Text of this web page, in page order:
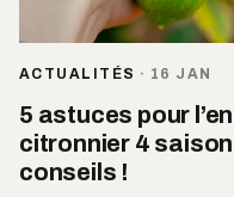
ACTUALITÉS · 16 JAN
5 astuces pour
citronnier 4
conseils !